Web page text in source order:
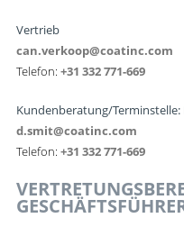
Vertrieb
can.verkoop@coatinc.com
Telefon: +31 332 771-669
Kundenberatung/Terminstelle:
d.smit@coatinc.com
Telefon: +31 332 771-669